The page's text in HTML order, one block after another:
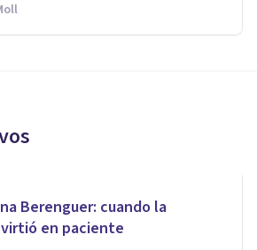
Berenguer: cuando la
en paciente